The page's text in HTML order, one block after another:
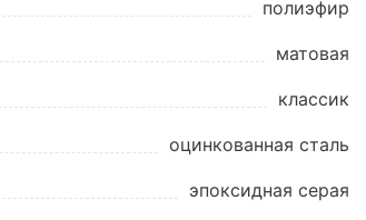
полиэфир
матовая
классик
оцинкованная сталь
эпоксидная серая